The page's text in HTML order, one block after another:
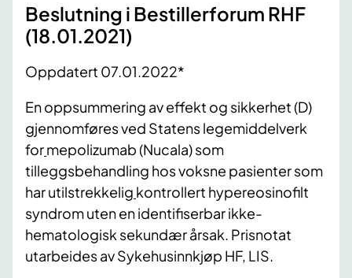
Beslutning i Bestillerforum RHF
(18.01.2021)
Oppdatert 07.01.2022*
En oppsummering av effekt og sikkerhet (D)
gjennomføres ved Statens legemiddelverk
formepolizumab (Nucala) som
tilleggsbehandling hos voksne pasienter som
har utilstrekkelig kontrollert hypereosinofilt
syndrom uten en identifiserbar ikke-
hematologisk sekundær årsak. Prisnotat
utarbeides av Sykehusinnkjøp HF, LIS.​